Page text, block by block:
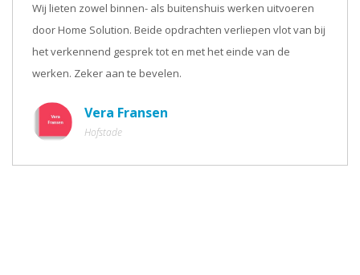
Wij lieten zowel binnen- als buitenshuis werken uitvoeren
door Home Solution. Beide opdrachten verliepen vlot van bij
het verkennend gesprek tot en met het einde van de
werken. Zeker aan te bevelen.
Vera Fransen
Hofstade